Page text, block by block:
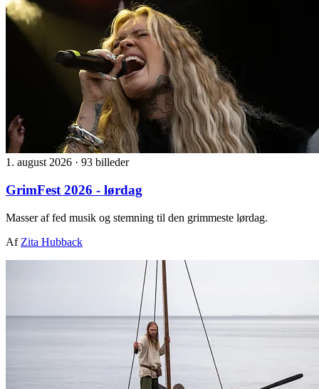
1. august 2026 · 93 billeder
GrimFest 2026 - lørdag
Masser af fed musik og stemning til den grimmeste lørdag.
Af Zita Hubback